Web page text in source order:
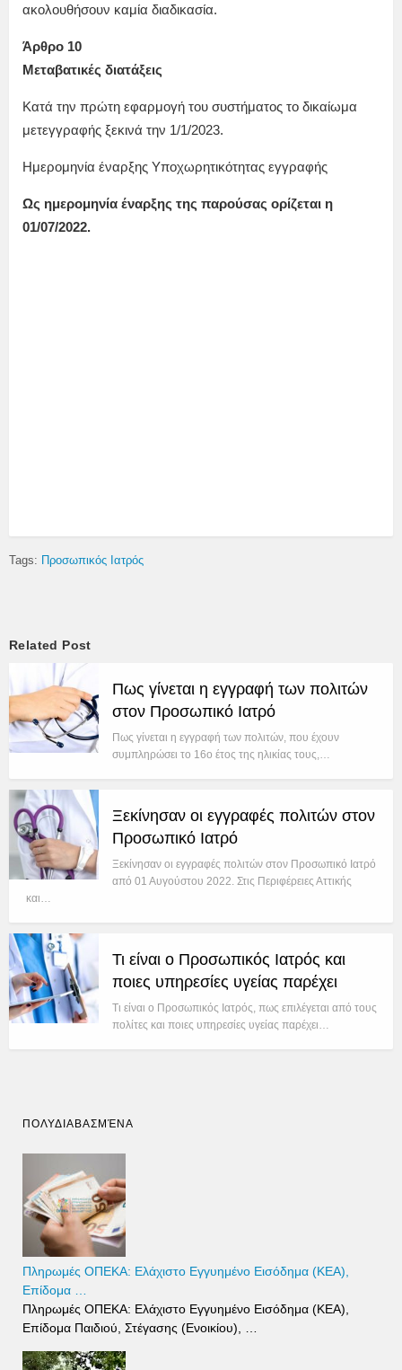
ακολουθήσουν καμία διαδικασία.
Άρθρο 10
Μεταβατικές διατάξεις
Κατά την πρώτη εφαρμογή του συστήματος το δικαίωμα
μετεγγραφής ξεκινά την 1/1/2023.
Ημερομηνία έναρξης Υποχωρητικότητας εγγραφής
Ως ημερομηνία έναρξης της παρούσας ορίζεται η
01/07/2022.
Tags: Προσωπικός Ιατρός
Related Post
Πως γίνεται η εγγραφή των πολιτών
στον Προσωπικό Ιατρό
Πως γίνεται η εγγραφή των πολιτών, που έχουν
συμπληρώσει το 16ο έτος της ηλικίας τους,…
Ξεκίνησαν οι εγγραφές πολιτών στον
Προσωπικό Ιατρό
Ξεκίνησαν οι εγγραφές πολιτών στον Προσωπικό Ιατρό
από 01 Αυγούστου 2022. Στις Περιφέρειες Αττικής
και…
Τι είναι ο Προσωπικός Ιατρός και
ποιες υπηρεσίες υγείας παρέχει
Τι είναι ο Προσωπικός Ιατρός, πως επιλέγεται από τους
πολίτες και ποιες υπηρεσίες υγείας παρέχει…
ΠΟΛΥΔΙΑΒΑΣΜΈΝΑ
Πληρωμές ΟΠΕΚΑ: Ελάχιστο Εγγυημένο Εισόδημα (ΚΕΑ),
Επίδομα …
Πληρωμές ΟΠΕΚΑ: Ελάχιστο Εγγυημένο Εισόδημα (ΚΕΑ),
Επίδομα Παιδιού, Στέγασης (Ενοικίου), …